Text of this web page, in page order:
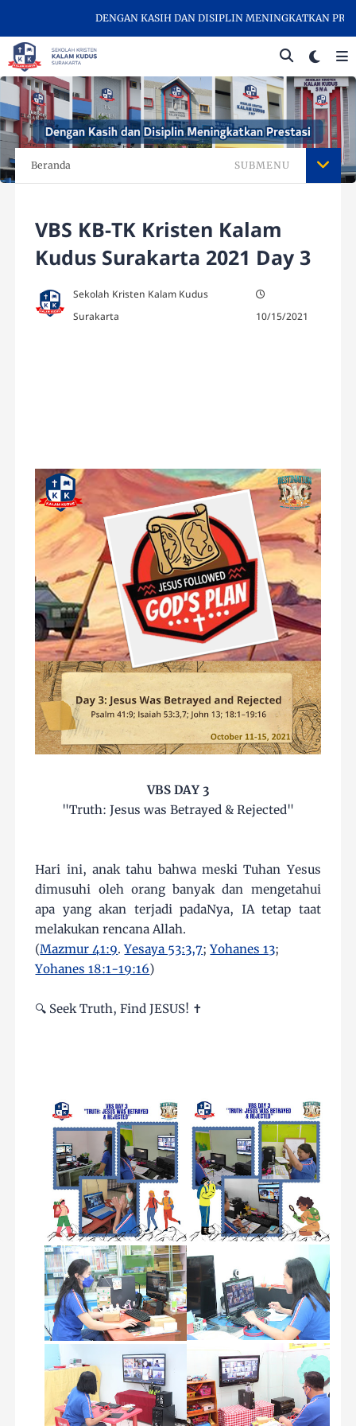
DENGAN KASIH DAN DISIPLIN MENINGKATKAN
Beranda SUBMENU
VBS KB-TK Kristen Kalam
Kudus Surakarta 2021 Day 3
Sekolah Kristen Kalam Kudus
Surakarta
10/15/2021
VBS DAY 3
"Truth: Jesus was Betrayed & Rejected"
Hari ini, anak tahu bahwa meski Tuhan Yesus
dimusuhi oleh orang banyak dan mengetahui
apa yang akan terjadi padaNya, IA tetap taat
melakukan rencana Allah.
(Mazmur 41:9.Yesaya 53:3,7;Yohanes 13;
Yohanes 18:1-19:16)
🔍 Seek Truth, Find JESUS! ✝️